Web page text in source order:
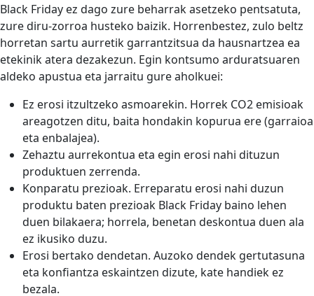
Black Friday ez dago zure beharrak asetzeko pentsatuta,
zure diru-zorroa husteko baizik. Horrenbestez, zulo beltz
horretan sartu aurretik garrantzitsua da hausnartzea ea
etekinik atera dezakezun. Egin kontsumo arduratsuaren
aldeko apustua eta jarraitu gure aholkuei:
Ez erosi itzultzeko asmoarekin. Horrek CO2 emisioak
areagotzen ditu, baita hondakin kopurua ere (garraioa
eta enbalajea).
Zehaztu aurrekontua eta egin erosi nahi dituzun
produktuen zerrenda.
Konparatu prezioak. Erreparatu erosi nahi duzun
produktu baten prezioak Black Friday baino lehen
duen bilakaera; horrela, benetan deskontua duen ala
ez ikusiko duzu.
Erosi bertako dendetan. Auzoko dendek gertutasuna
eta konfiantza eskaintzen dizute, kate handiek ez
bezala.